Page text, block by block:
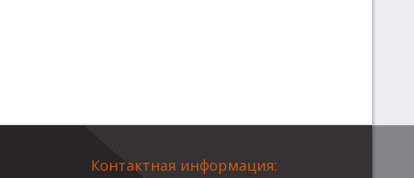
Контактная информация: